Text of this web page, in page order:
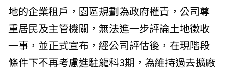
地的企業租戶，園區規劃為政府權責，公司尊
重居民及主管機關，無法進一步評論土地徵收
一事，並正式宣布，經公司評估後，在現階段
條件下不再考慮進駐龍科3期，為維持過去擴廠